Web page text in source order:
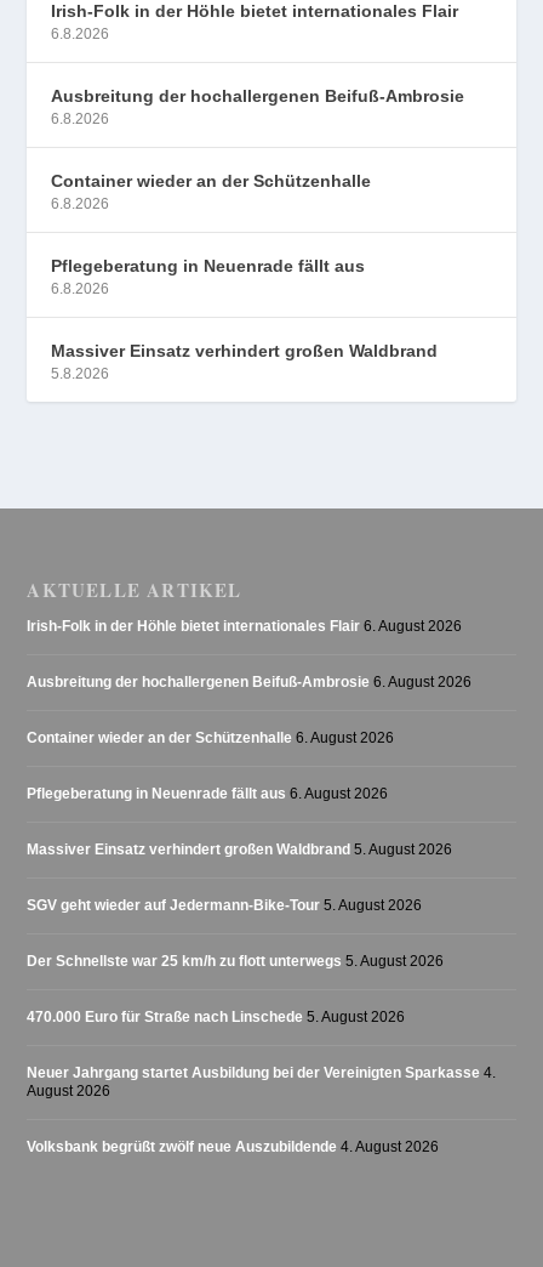
Irish-Folk in der Höhle bietet internationales Flair
6.8.2026
Ausbreitung der hochallergenen Beifuß-Ambrosie
6.8.2026
Container wieder an der Schützenhalle
6.8.2026
Pflegeberatung in Neuenrade fällt aus
6.8.2026
Massiver Einsatz verhindert großen Waldbrand
5.8.2026
AKTUELLE ARTIKEL
Irish-Folk in der Höhle bietet internationales Flair 6. August 2026
Ausbreitung der hochallergenen Beifuß-Ambrosie 6. August 2026
Container wieder an der Schützenhalle 6. August 2026
Pflegeberatung in Neuenrade fällt aus 6. August 2026
Massiver Einsatz verhindert großen Waldbrand 5. August 2026
SGV geht wieder auf Jedermann-Bike-Tour 5. August 2026
Der Schnellste war 25 km/h zu flott unterwegs 5. August 2026
470.000 Euro für Straße nach Linschede 5. August 2026
Neuer Jahrgang startet Ausbildung bei der Vereinigten Sparkasse 4.
August 2026
Volksbank begrüßt zwölf neue Auszubildende 4. August 2026